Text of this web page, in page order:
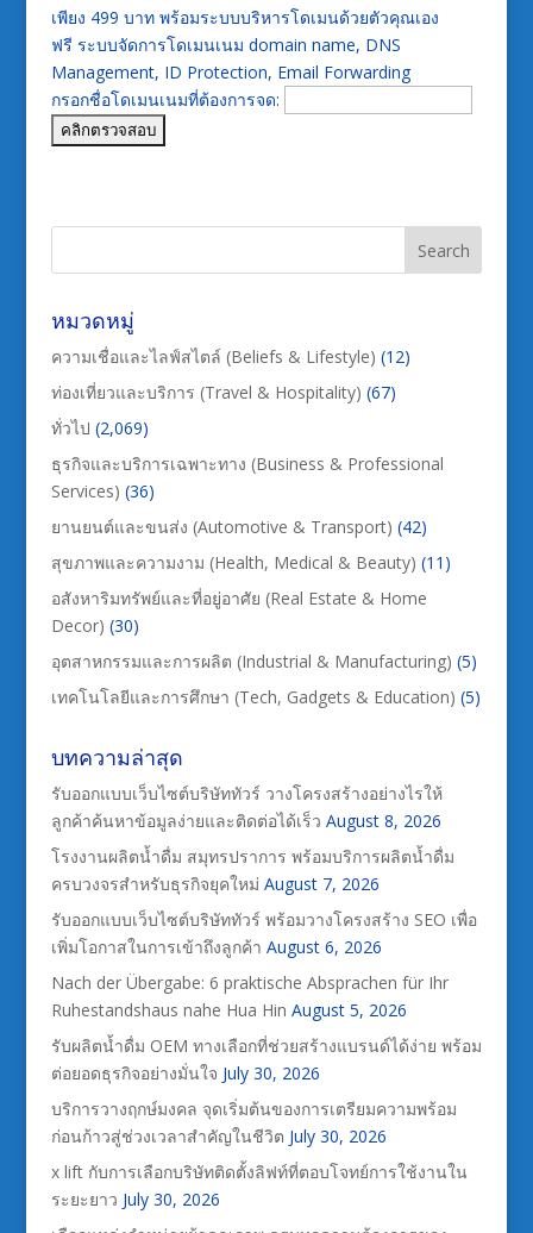
เพียง 499 บาท พร้อมระบบบริหารโดเมนด้วยตัวคุณเอง
ฟรี ระบบจัดการโดเมนเนม domain name, DNS
Management, ID Protection, Email Forwarding
กรอกชื่อโดเมนเนมที่ต้องการจด:
หมวดหมู่
ความเชื่อและไลฟ์สไตล์ (Beliefs & Lifestyle) (12)
ท่องเที่ยวและบริการ (Travel & Hospitality) (67)
ทั่วไป (2,069)
ธุรกิจและบริการเฉพาะทาง (Business & Professional
Services) (36)
ยานยนต์และขนส่ง (Automotive & Transport) (42)
สุขภาพและความงาม (Health, Medical & Beauty) (11)
อสังหาริมทรัพย์และที่อยู่อาศัย (Real Estate & Home
Decor) (30)
อุตสาหกรรมและการผลิต (Industrial & Manufacturing) (5)
เทคโนโลยีและการศึกษา (Tech, Gadgets & Education) (5)
บทความล่าสุด
รับออกแบบเว็บไซต์บริษัททัวร์ วางโครงสร้างอย่างไรให้
ลูกค้าค้นหาข้อมูลง่ายและติดต่อได้เร็ว August 8, 2026
โรงงานผลิตน้ำดื่ม สมุทรปราการ พร้อมบริการผลิตน้ำดื่ม
ครบวงจรสำหรับธุรกิจยุคใหม่ August 7, 2026
รับออกแบบเว็บไซต์บริษัททัวร์ พร้อมวางโครงสร้าง SEO เพื่อ
เพิ่มโอกาสในการเข้าถึงลูกค้า August 6, 2026
Nach der Übergabe: 6 praktische Absprachen für Ihr
Ruhestandshaus nahe Hua Hin August 5, 2026
รับผลิตน้ำดื่ม OEM ทางเลือกที่ช่วยสร้างแบรนด์ได้ง่าย พร้อม
ต่อยอดธุรกิจอย่างมั่นใจ July 30, 2026
บริการวางฤกษ์มงคล จุดเริ่มต้นของการเตรียมความพร้อม
ก่อนก้าวสู่ช่วงเวลาสำคัญในชีวิต July 30, 2026
x lift กับการเลือกบริษัทติดตั้งลิฟท์ที่ตอบโจทย์การใช้งานใน
ระยะยาว July 30, 2026